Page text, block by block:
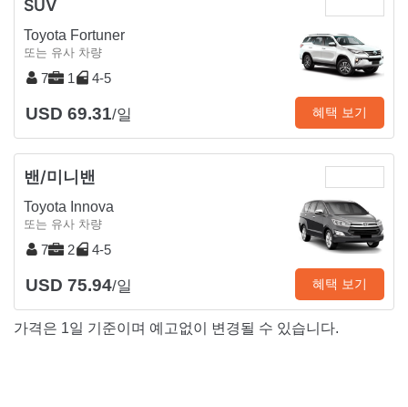
SUV
Toyota Fortuner
또는 유사 차량
7 1 4-5
USD 69.31/일 혜택 보기
밴/미니밴
Toyota Innova
또는 유사 차량
7 2 4-5
USD 75.94/일 혜택 보기
가격은 1일 기준이며 예고없이 변경될 수 있습니다.